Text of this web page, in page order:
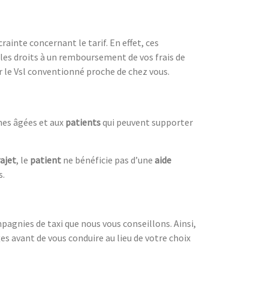
concernant le tarif. En effet, ces
droits à un remboursement de vos frais de
Vsl conventionné proche de chez vous.
âgées et auxpatientsqui peuvent supporter
, le patient ne bénéficie pas d’une aide
de taxi que nous vous conseillons. Ainsi,
avant de vous conduire au lieu de votre choix